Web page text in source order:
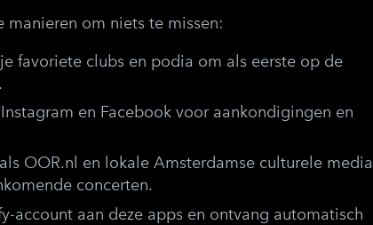
om niets te missen:
favoriete clubs en podia om als eerste op de
en Facebook voor aankondigingen en
OOR.nl en lokale Amsterdamse culturele media
concerten.
account aan deze apps en ontvang automatisch